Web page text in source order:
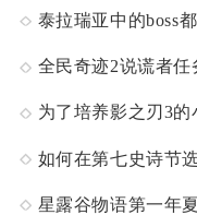
泰拉瑞亚中的boss
全民奇迹2说谎者任
为了培养影之刃3
如何在第七史诗节